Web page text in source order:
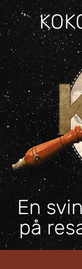
content
En
på